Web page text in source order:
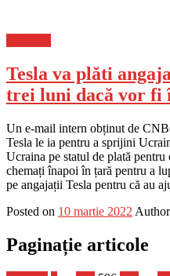
Tesla va plăti
trei luni dacă vor fi
Un e-mail intern obținut de
Tesla le ia pentru a sprijini
Ucraina pe statul de plată
chemați înapoi în țară pentru a
pe angajații Tesla pentru că au
Posted on 10 martie 2022 Author
Paginație articole